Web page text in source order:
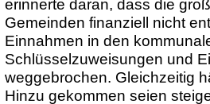
erinnerte daran, dass die
Gemeinden finanziell nicht
Einnahmen in den
Schlüsselzuweisungen und
weggebrochen. Gleichzeitig
Hinzu gekommen seien